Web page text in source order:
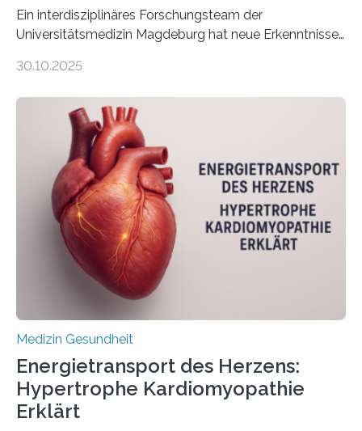
Ein interdisziplinäres Forschungsteam der
Universitätsmedizin Magdeburg hat neue Erkenntnisse
behandelt werden kann. In ihrer aktuellen Studie,
Oncology, zeigen die Forschenden, dass Mini-Tumore
aus Gewebe von Patientinnen und Patienten –
sogenannte Organoide – genutzt werden können, um
vorab zu prüfen, welche Medikamente am besten
wirken. Dabei wurde ein Eiweiß identifiziert, das künftig
als Biomarker für die Wahl der passenden Therapie
dienen könnte. Darmkrebs zählt weltweit zu den
häufigsten Krebsarten und stellt…
30.10.2025
Medizin Gesundheit
Energietransport des Herzens:
Hypertrophe Kardiomyopathie
Erklärt